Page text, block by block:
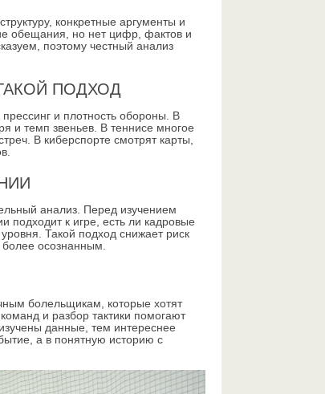
конкретные аргументы и
обещания, но нет цифр, фактов и
поэтому честный анализ
ПОДХОД
и плотность обороны. В
и темп звеньев. В теннисе многое
В киберспорте смотрят карты,
анализ. Перед изучением
подходит к игре, есть ли кадровые
Такой подход снижает риск
осознанным.
болельщикам, которые хотят
и разбор тактики помогают
данные, тем интереснее
а в понятную историю с